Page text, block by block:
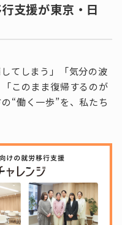
支援が東京・日
てしまう」「気分の波
このまま復帰するのが
“働く一歩”を、私たち